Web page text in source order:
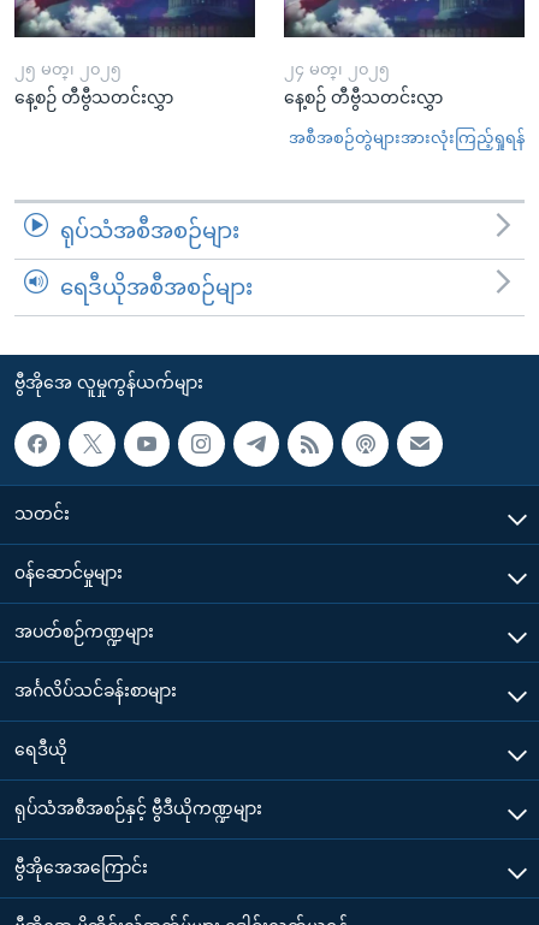
၂၅ မတ္၊ ၂၀၂၅
နေ့စဉ် တီဗွီသတင်းလွှာ
၂၄ မတ္၊ ၂၀၂၅
နေ့စဉ် တီဗွီသတင်းလွှာ
အစီအစဉ်တွဲများအားလုံးကြည့်ရှုရန်
ရုပ်သံအစီအစဉ်များ
ရေဒီယိုအစီအစဉ်များ
ဗွီအိုအေ လူမှုကွန်ယက်များ
သတင်း
၀န်ဆောင်မှုများ
အပတ်စဉ်ကဏ္ဍများ
အင်္ဂလိပ်သင်ခန်းစာများ
ရေဒီယို
ရုပ်သံအစီအစဉ်နှင့် ဗွီဒီယိုကဏ္ဍများ
ဗွီအိုအေအကြောင်း